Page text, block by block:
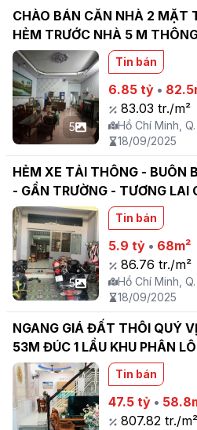
CHÀO BÁN CĂN NHÀ 2 MẶT
HẺM TRƯỚC NHÀ 5 M THÔNG HẺM SAU
4.5M
5
Tin bán
6.85 tỷ •
83.03 tr./m²
Hồ Chí Minh,
18/09/2025
HẺM XE TẢI THÔNG - BUÔN
- GẦN TRƯỜNG - TƯƠNG LAI
NAY TÂN SƠN NHẤT - BÁN
VUÔNG A4
5
Tin bán
5.9 tỷ • 68m²
86.76 tr./m²
Hồ Chí Minh,
18/09/2025
NGANG GIÁ ĐẤT THÔI QUÝ
53M ĐÚC 1 LẦU KHU PHÂN
SƠN
Tin bán
47.5 tỷ •
807.82 tr./m²